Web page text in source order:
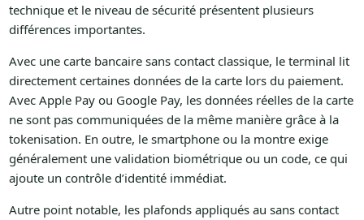
technique et le niveau de sécurité présentent plusieurs
différences importantes.
Avec une carte bancaire sans contact classique, le terminal lit
directement certaines données de la carte lors du paiement.
Avec Apple Pay ou Google Pay, les données réelles de la carte
ne sont pas communiquées de la même manière grâce à la
tokenisation. En outre, le smartphone ou la montre exige
généralement une validation biométrique ou un code, ce qui
ajoute un contrôle d’identité immédiat.
Autre point notable, les plafonds appliqués au sans contact